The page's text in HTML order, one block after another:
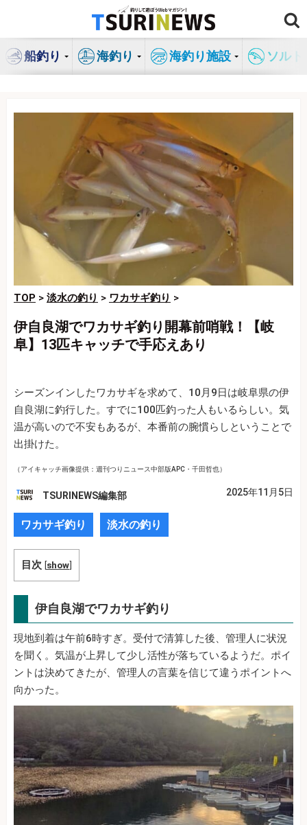
ン
船釣り 海釣り 海釣り施設 ソル
TOP > 淡水の釣り > ワカサギ釣り >
伊自良湖でワカサギ釣り開幕前哨戦！【岐
阜】13匹キャッチで手応えあり
シーズンインしたワカサギを求めて、10月9日は岐阜県の伊
自良湖に釣行した。すでに100匹釣った人もいるらしい。気
温が高いので不安もあるが、本番前の腕慣らしということで
出掛けた。
（アイキャッチ画像提供：週刊つりニュース中部版APC・千田哲也）
TSURINEWS編集部 2025年11月5日
ワカサギ釣り 淡水の釣り
目次 [show]
伊自良湖でワカサギ釣り
現地到着は午前6時すぎ。受付で清算した後、管理人に状況
を聞く。気温が上昇して少し活性が落ちているようだ。ポイ
ントは決めてきたが、管理人の言葉を信じて違うポイントへ
向かった。